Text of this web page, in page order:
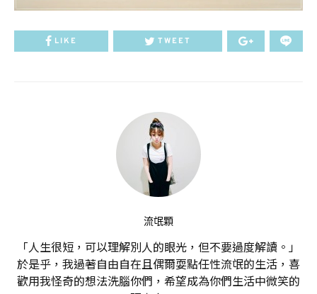
LIKE TWEET
流氓顆
「人生很短，可以理解別人的眼光，但不要過度解讀。」
於是乎，我過著自由自在且偶爾耍點任性流氓的生活，喜
歡用我怪奇的想法洗腦你們，希望成為你們生活中微笑的